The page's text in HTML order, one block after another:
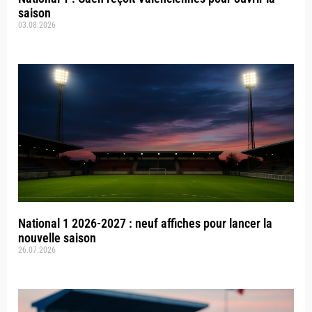
saison
03.08.2026
National 1 2026-2027 : neuf affiches pour lancer la
nouvelle saison
26.07.2026